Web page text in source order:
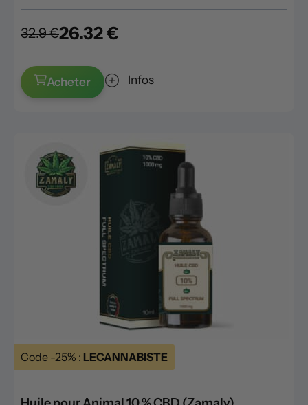
32.9 €26.32 €
Acheter Infos
Code -25% : LECANNABISTE